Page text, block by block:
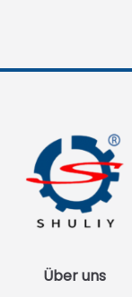
Über uns